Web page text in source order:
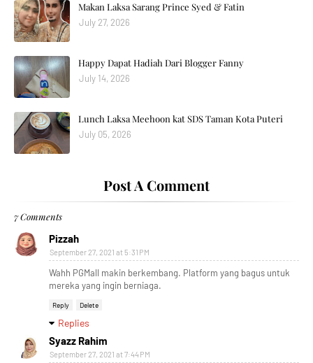
Makan Laksa Sarang Prince Syed & Fatin
July 27, 2026
Happy Dapat Hadiah Dari Blogger Fanny
July 14, 2026
Lunch Laksa Meehoon kat SDS Taman Kota Puteri
July 05, 2026
Post A Comment
7 Comments
Pizzah
September 27, 2021 at 5:31 PM
Wahh PGMall makin berkembang. Platform yang bagus untuk
mereka yang ingin berniaga.
Reply Delete
Replies
Syazz Rahim
September 27, 2021 at 7:44 PM